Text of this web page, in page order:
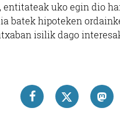
entitateak uko egin dio
batek hipoteken
isilik dago